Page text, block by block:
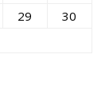
29
30